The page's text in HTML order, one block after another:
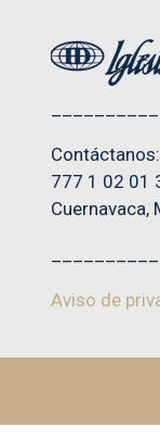
Contáctanos:
777 1 02 01
Cuernavaca,
Aviso de